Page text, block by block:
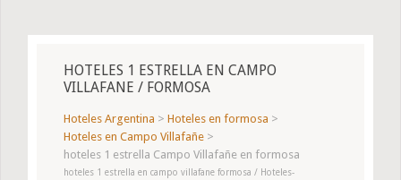
HOTELES 1 ESTRELLA EN CAMPO
VILLAFANE / FORMOSA
Hoteles Argentina > Hoteles en formosa >
Hoteles en Campo Villafañe >
hoteles 1 estrella Campo Villafañe en formosa
hoteles 1 estrella en campo villafane formosa / Hoteles-